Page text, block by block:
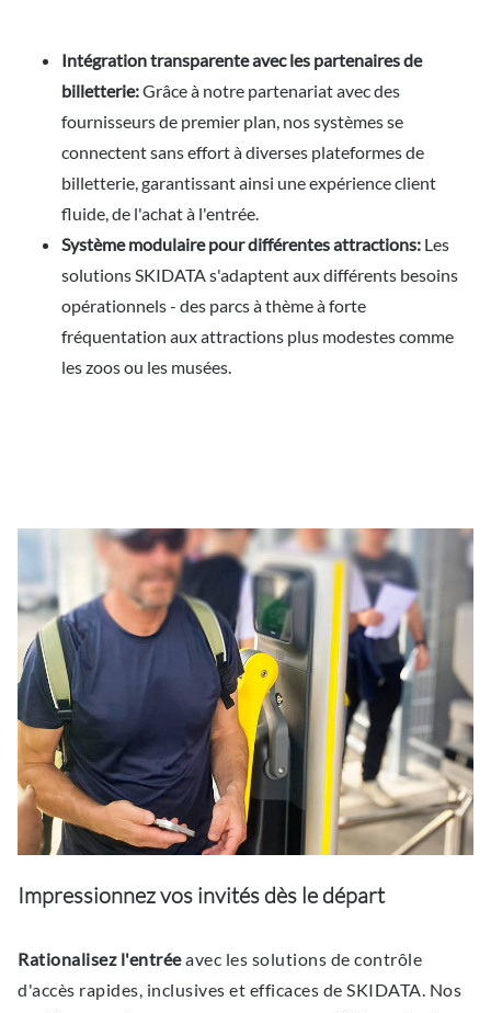
Intégration transparente avec les partenaires de
billetterie:Grâce à notre partenariat avec des
fournisseurs de premier plan, nos systèmes se
connectent sans effort à diverses plateformes de
billetterie, garantissant ainsi une expérience client
fluide, de l'achat à l'entrée.
Système modulaire pour différentes attractions: Les
solutions SKIDATA s'adaptent aux différents besoins
opérationnels - des parcs à thème à forte
fréquentation aux attractions plus modestes comme
les zoos ou les musées.
Impressionnez vos invités dès le départ
Rationalisez l'entréeavec les solutions de contrôle
d'accès rapides, inclusives et efficaces de SKIDATA. Nos